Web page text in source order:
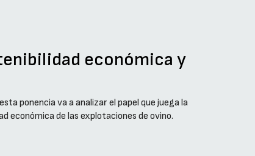
económica y
ponencia va a analizar el papel que juega la
económica de las explotaciones de ovino.